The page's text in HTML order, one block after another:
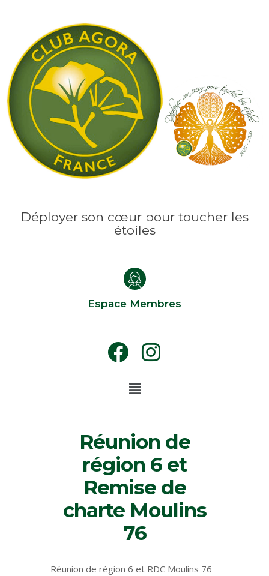
Déployer son cœur pour toucher les
étoiles
Espace Membres
Réunion de
région 6 et
Remise de
charte Moulins
76
Réunion de région 6 et RDC Moulins 76